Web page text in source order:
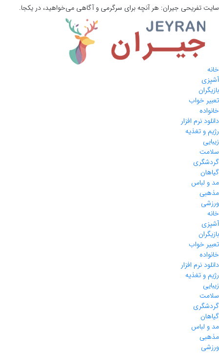
سایت تفریحی جیران: هر آنچه برای سرگرمی و آگاهی می‌خواهید، در یکجا.
خانه
آشپزی
بازیگران
تعبیر خواب
خانواده
دانلود نرم افزار
رژیم و تغذیه
زیبایی
سلامت
گردشگری
گیاهان
مد و لباس
مذهبی
ورزشی
خانه
آشپزی
بازیگران
تعبیر خواب
خانواده
دانلود نرم افزار
رژیم و تغذیه
زیبایی
سلامت
گردشگری
گیاهان
مد و لباس
مذهبی
ورزشی